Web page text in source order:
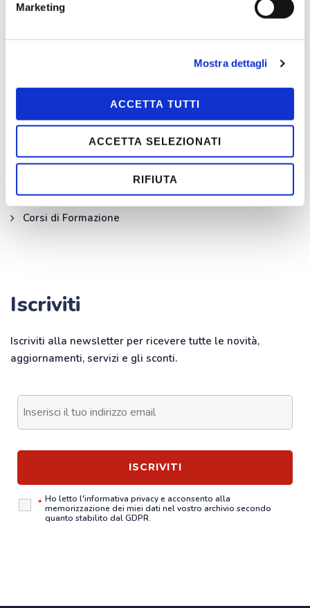
Marketing
Mostra dettagli
ACCETTA TUTTI
ACCETTA SELEZIONATI
RIFIUTA
I nostri servizi
Infermiere a domicilio
Prelievi ematici a domicilio
Check-up a domicilio
For Life per le Aziende
Corsi di Formazione
Iscriviti
Iscriviti alla newsletter per ricevere tutte le novità,
aggiornamenti, servizi e gli sconti.
* Ho letto l'informativa privacye acconsento alla
memorizzazione dei miei dati nel vostro archivio secondo
quanto stabilito dal GDPR.